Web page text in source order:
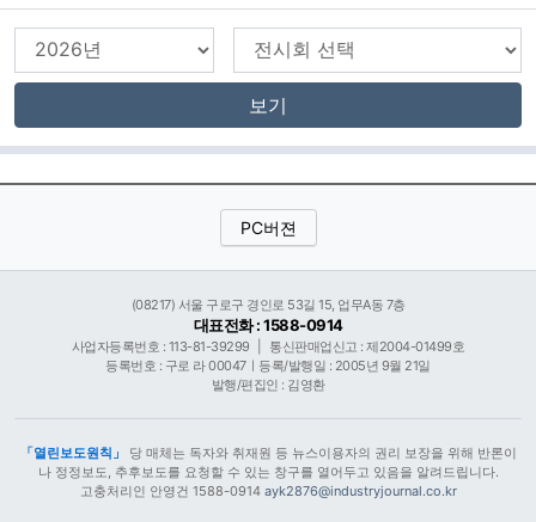
보기
PC버젼
(08217) 서울 구로구 경인로 53길 15, 업무A동 7층
대표전화 : 1588-0914
사업자등록번호 : 113-81-39299
통신판매업신고 : 제2004-01499호
등록번호 : 구로 라 00047ㅣ등록/발행일 : 2005년 9월 21일
발행/편집인 : 김영환
「열린보도원칙」
당 매체는 독자와 취재원 등 뉴스이용자의 권리 보장을 위해 반론이
나 정정보도, 추후보도를 요청할 수 있는 창구를 열어두고 있음을 알려드립니다.
고충처리인 안영건 1588-0914 ayk2876@industryjournal.co.kr